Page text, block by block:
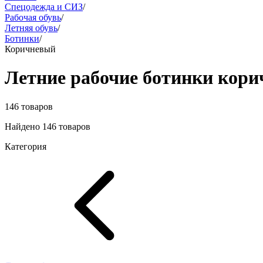
Спецодежда и СИЗ/
Рабочая обувь/
Летняя обувь/
Ботинки/
Коричневый
Летние рабочие ботинки
146 товаров
Найдено 146 товаров
Категория